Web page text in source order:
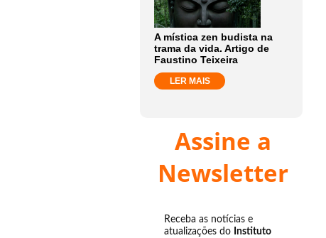
A mística zen budista na
trama da vida. Artigo de
Faustino Teixeira
LER MAIS
Assine a
Newsletter
Receba as notícias e
atualizações do Instituto